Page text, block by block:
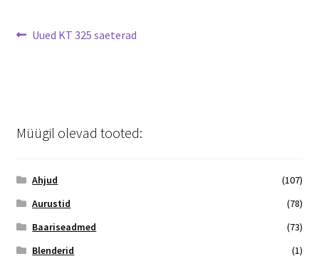
Kassa
Navigeerimine
Eelmine
Uued KT 325 saeterad
Müügil olevad tooted:
Ahjud
(107)
Aurustid
(78)
Baariseadmed
(73)
Blenderid
(1)